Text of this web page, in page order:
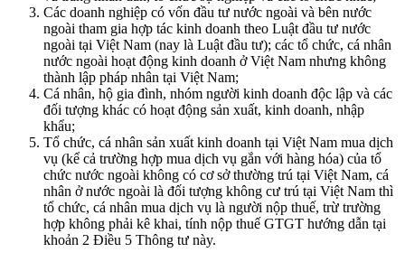
Các doanh nghiệp có vốn đầu tư nước ngoài và bên nước
ngoài tham gia hợp tác kinh doanh theo Luật đầu tư nước
ngoài tại Việt Nam (nay là Luật đầu tư); các tổ chức, cá nhân
nước ngoài hoạt động kinh doanh ở Việt Nam nhưng không
thành lập pháp nhân tại Việt Nam;
Cá nhân, hộ gia đình, nhóm người kinh doanh độc lập và các
đối tượng khác có hoạt động sản xuất, kinh doanh, nhập
khẩu;
Tổ chức, cá nhân sản xuất kinh doanh tại Việt Nam mua dịch
vụ (kể cả trường hợp mua dịch vụ gắn với hàng hóa) của tổ
chức nước ngoài không có cơ sở thường trú tại Việt Nam, cá
nhân ở nước ngoài là đối tượng không cư trú tại Việt Nam thì
tổ chức, cá nhân mua dịch vụ là người nộp thuế, trừ trường
hợp không phải kê khai, tính nộp thuế GTGT hướng dẫn tại
khoản 2 Điều 5 Thông tư này.